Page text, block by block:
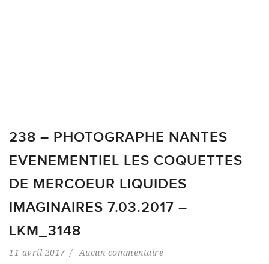
238 – PHOTOGRAPHE NANTES
EVENEMENTIEL LES COQUETTES
DE MERCOEUR LIQUIDES
IMAGINAIRES 7.03.2017 –
LKM_3148
11 avril 2017 Aucun commentaire